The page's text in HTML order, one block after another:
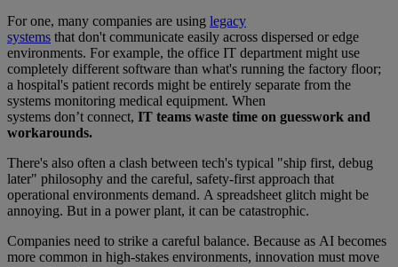
For one, many companies are using legacy
systems that don't communicate easily across dispersed or edge
environments. For example, the office IT department might use
completely different software than what's running the factory floor;
a hospital's patient records might be entirely separate from the
systems monitoring medical equipment. When
systems don’t connect, IT teams waste time on guesswork and
workarounds.
There's also often a clash between tech's typical "ship first, debug
later" philosophy and the careful, safety-first approach that
operational environments demand. A spreadsheet glitch might be
annoying. But in a power plant, it can be catastrophic.
Companies need to strike a careful balance. Because as AI becomes
more common in high-stakes environments, innovation must move